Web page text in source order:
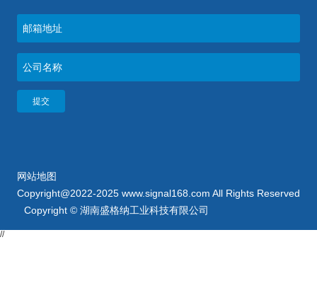
网站地图
Copyright@2022-2025 www.signal168.com All Rights Reserved
Copyright © 湖南盛格纳工业科技有限公司
//